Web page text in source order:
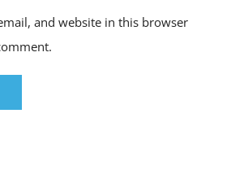
and website in this browser